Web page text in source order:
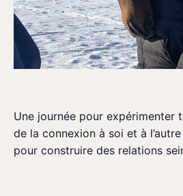
Une journée pour expérimenter
de la connexion à soi et à
pour construire des relations